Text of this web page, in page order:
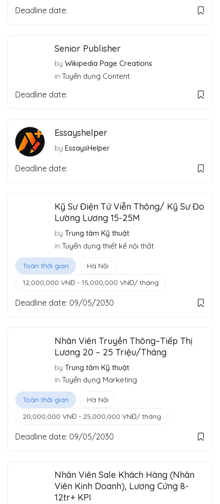
Deadline date:
Senior Publisher
by Wikipedia Page Creations
in Tuyển dụng Content
Deadline date:
Essayshelper
by EssaysHelper
Deadline date:
Kỹ Sư Điện Tử Viễn Thông/ Kỹ Sư Đo
Lường Lương 15-25M
by Trung tâm Kỹ thuật
in Tuyển dụng thiết kế nội thất
Toàn thời gian
Hà Nội
12,000,000 VNĐ - 15,000,000 VNĐ/ tháng
Deadline date: 09/05/2030
Nhân Viên Truyền Thông–Tiếp Thị
Lương 20 – 25 Triệu/Tháng
by Trung tâm Kỹ thuật
in Tuyển dụng Marketing
Toàn thời gian
Hà Nội
20,000,000 VNĐ - 25,000,000 VNĐ/ tháng
Deadline date: 09/05/2030
Nhân Viên Sale Khách Hàng (Nhân
Viên Kinh Doanh), Lương Cứng 8-
12tr+ KPI